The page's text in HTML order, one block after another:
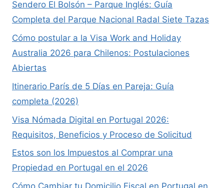
Sendero El Bolsón – Parque Inglés: Guía
Completa del Parque Nacional Radal Siete Tazas
Cómo postular a la Visa Work and Holiday
Australia 2026 para Chilenos: Postulaciones
Abiertas
Itinerario París de 5 Días en Pareja: Guía
completa (2026)
Visa Nómada Digital en Portugal 2026:
Requisitos, Beneficios y Proceso de Solicitud
Estos son los Impuestos al Comprar una
Propiedad en Portugal en el 2026